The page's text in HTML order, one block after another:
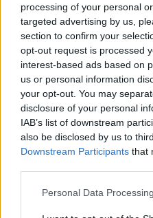
processing of your personal
targeted advertising by us,
section to confirm your
opt-out request is processed
interest-based ads based on
us or personal information
your opt-out. You may
disclosure of your personal
IAB’s list of downstream
also be disclosed by us to
Downstream Participants that
Personal Data
Dar vienas svarbus
proveržis Vokietijos SGD
sausį bendrovė tapo
Šiaurės jūroje komercine
antrajam Vilhelmshafeno